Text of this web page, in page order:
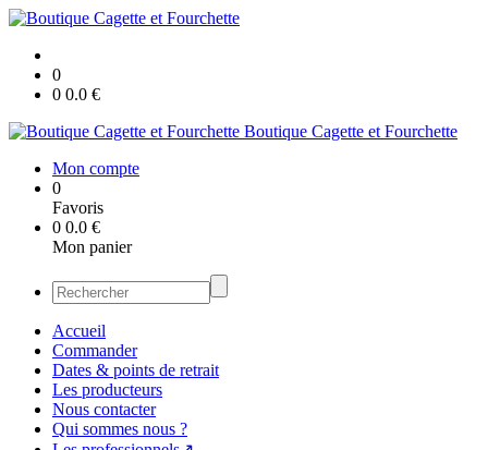
0
0 0.0 €
Boutique Cagette et Fourchette
Mon compte
0
Favoris
0 0.0 €
Mon panier
Accueil
Commander
Dates & points de retrait
Les producteurs
Nous contacter
Qui sommes nous ?